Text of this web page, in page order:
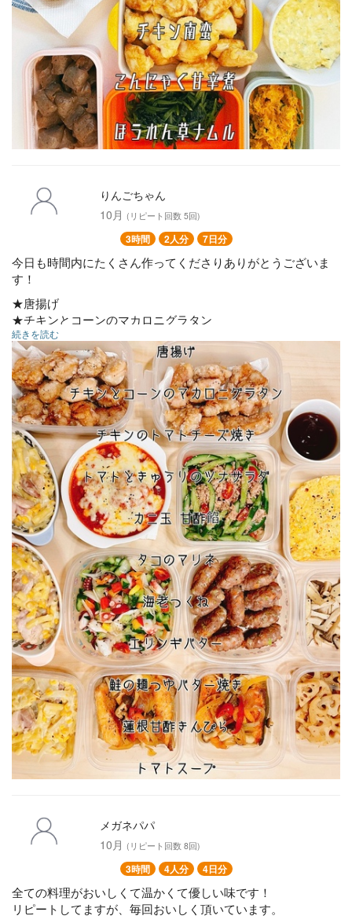
りんごちゃん
10月 (リピート回数 5回)
3時間 2人分 7日分
今日も時間内にたくさん作ってくださりありがとうございま
す！
★唐揚げ
★チキンとコーンのマカロニグラタン
★チキンのトマトチーズ焼き
トマトときゅうりのツナサラダ
カニ玉 甘酢餡
タコのマリネ
★海老つくね
エリンギバター
★鮭の麺つゆバター焼き
蓮根甘酢きんぴら
トマトスープ
★冷凍可能
続きを読む
メガネパパ
10月 (リピート回数 8回)
3時間 4人分 4日分
全ての料理がおいしくて温かくて優しい味です！
リピートしてますが、毎回おいしく頂いています。